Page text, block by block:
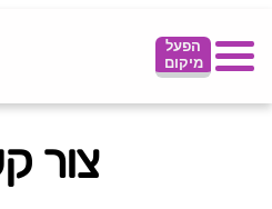
הפעל
מיקום
צור